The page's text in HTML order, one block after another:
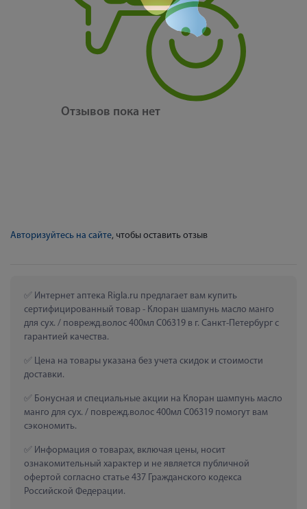
Отзывов пока нет
Авторизуйтесь на сайте, чтобы оставить отзыв
Интернет аптека Rigla.ru предлагает вам купить
сертифицированный товар - Клоран шампунь масло манго
для сух. / поврежд.волос 400мл C06319 в г. Санкт-Петербург с
гарантией качества.
Цена на товары указана без учета скидок и стоимости
доставки.
Бонусная и специальные акции на Клоран шампунь масло
манго для сух. / поврежд.волос 400мл C06319 помогут вам
сэкономить.
Информация о товарах, включая цены, носит
ознакомительный характер и не является публичной
офертой согласно статье 437 Гражданского кодекса
Российской Федерации.